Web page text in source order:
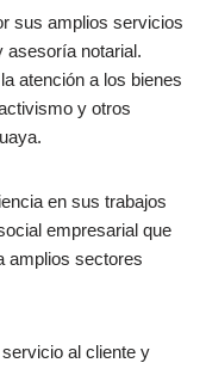
sus amplios servicios
asesoría notarial.
atención a los bienes
y otros
en sus trabajos
empresarial que
amplios sectores
al cliente y